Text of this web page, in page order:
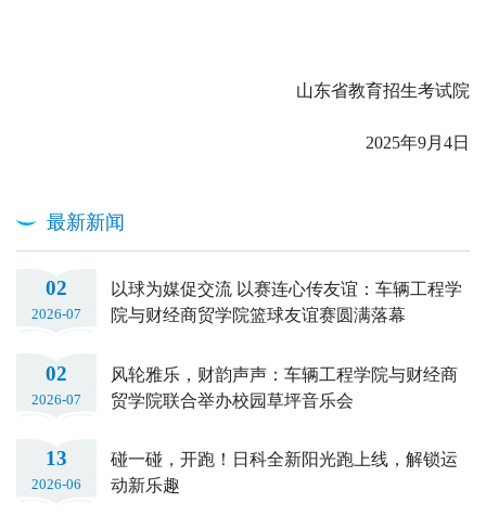
山东省教育招生考试院
2025年9月4日
最新新闻
02
2026-07
以球为媒促交流 以赛连心传友谊：车辆工程学
院与财经商贸学院篮球友谊赛圆满落幕
02
2026-07
风轮雅乐，财韵声声：车辆工程学院与财经商
贸学院联合举办校园草坪音乐会
13
2026-06
碰一碰，开跑！日科全新阳光跑上线，解锁运
动新乐趣